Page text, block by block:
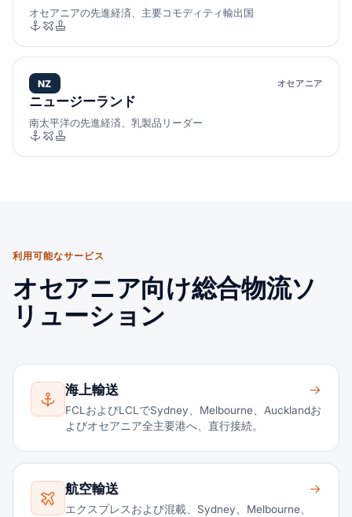
オセアニアの先進経済、主要コモディティ輸出国
NZ オセアニア
ニュージーランド
南太平洋の先進経済、乳製品リーダー
利用可能なサービス
オセアニア向け総合物流ソ
リューション
海上輸送
FCLおよびLCLでSydney、Melbourne、Aucklandお
よびオセアニア全主要港へ、直行接続。
航空輸送
エクスプレスおよび混載、Sydney、Melbourne、